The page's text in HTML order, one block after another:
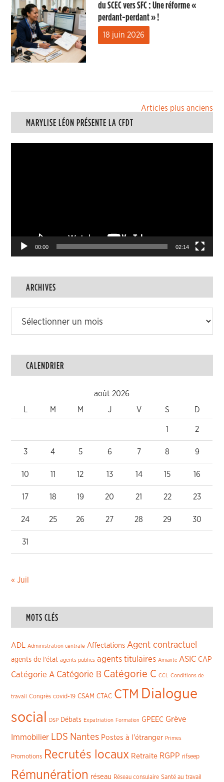
du SCEC vers SFC : Une réforme «
perdant-perdant » !
18 juin 2026
Navigation
des
articles
Articles plus anciens
MARYLISE LÉON PRÉSENTE LA CFDT
00:00 02:14
ARCHIVES
CALENDRIER
août 2026
M M J V S D
1 2
3 4 5 6 7 8 9
10 11 12 13 14 15 16
17 18 19 20 21 22 23
24 25 26 27 28 29 30
31
« Juil
MOTS CLÉS
ADL Administration centrale Affectations Agent contractuel
agents de l'état agents publics agents titulaires Amiante ASIC CAP
Catégorie A Catégorie B Catégorie C CCL Conditions de
travail Congrès covid-19 CSAM CTAC CTM Dialogue
social
DSP Débats Expatriation Formation GPEEC Grève
Immobilier LDS Nantes Postes à l'étranger Primes
Promotions Recrutés locaux Retraite RGPP rifseep
Rémunération réseau Réseau consulaire Santé au travail